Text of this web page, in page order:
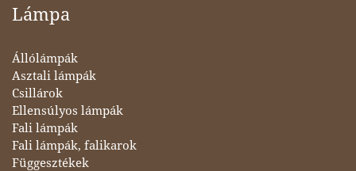
Lámpa
Állólámpák
Asztali lámpák
Csillárok
Ellensúlyos lámpák
Fali lámpák
Fali lámpák, falikarok
Függesztékek